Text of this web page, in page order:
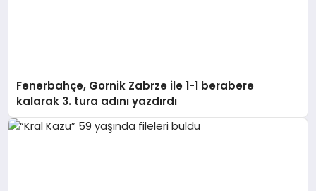
Fenerbahçe, Gornik Zabrze ile 1-1 berabere
kalarak 3. tura adını yazdırdı